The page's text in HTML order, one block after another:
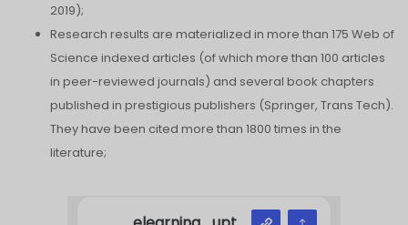
2019);
Research results are materialized in more than 175 Web of
Science indexed articles (of which more than 100 articles
in peer-reviewed journals) and several book chapters
published in prestigious publishers (Springer, Trans Tech).
They have been cited more than 1800 times in the
literature;